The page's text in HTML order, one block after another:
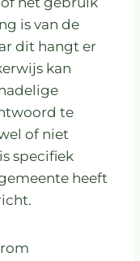
is van de
dit hangt er
kan
te
of niet
specifiek
heeft